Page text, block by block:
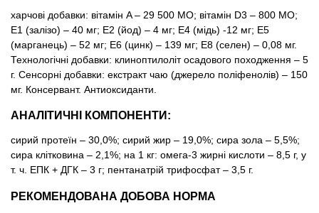
харчові добавки: вітамін A – 29 500 MO; вітамін D3 – 800 MO;
E1 (залізо) – 40 мг; E2 (йод) – 4 мг; E4 (мідь) -12 мг; E5
(марганець) – 52 мг; E6 (цинк) – 139 мг; E8 (селен) – 0,08 мг.
Технологічні добавки: клиноптилоліт осадового походження – 5
г. Сенсорні добавки: екстракт чаю (джерело поліфенолів) – 150
мг. Консервант. Антиоксиданти.
АНАЛІТИЧНІ КОМПОНЕНТИ:
сирий протеїн – 30,0%; сирий жир – 19,0%; сира зола – 5,5%;
сира клітковина – 2,1%; на 1 кг: омега-3 жирні кислоти – 8,5 г, у
т. ч. ЕПК + ДГК – 3 г; пентанатрій трифосфат – 3,5 г.
РЕКОМЕНДОВАНА ДОБОВА НОРМА